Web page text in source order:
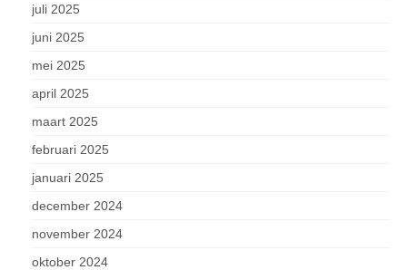
juli 2025
juni 2025
mei 2025
april 2025
maart 2025
februari 2025
januari 2025
december 2024
november 2024
oktober 2024